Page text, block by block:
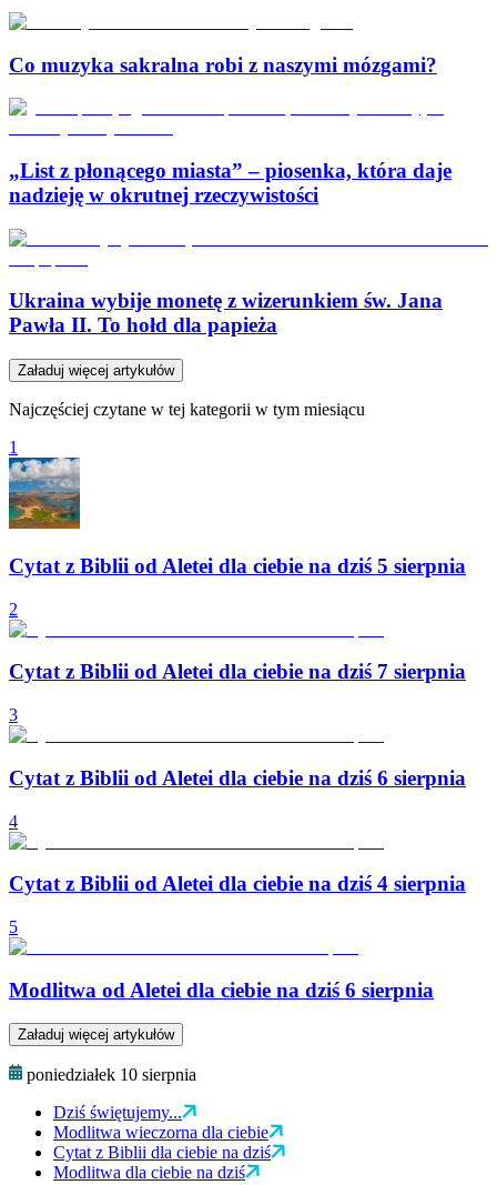
Co muzyka sakralna robi z naszymi mózgami?
„List z płonącego miasta” – piosenka, która daje
nadzieję w okrutnej rzeczywistości
Ukraina wybije monetę z wizerunkiem św. Jana
Pawła II. To hołd dla papieża
Załaduj więcej artykułów
Najczęściej czytane w tej kategorii w tym miesiącu
1
Cytat z Biblii od Aletei dla ciebie na dziś 5 sierpnia
2
Cytat z Biblii od Aletei dla ciebie na dziś 7 sierpnia
3
Cytat z Biblii od Aletei dla ciebie na dziś 6 sierpnia
4
Cytat z Biblii od Aletei dla ciebie na dziś 4 sierpnia
5
Modlitwa od Aletei dla ciebie na dziś 6 sierpnia
Załaduj więcej artykułów
poniedziałek 10 sierpnia
Dziś świętujemy...
Modlitwa wieczorna dla ciebie
Cytat z Biblii dla ciebie na dziś
Modlitwa dla ciebie na dziś